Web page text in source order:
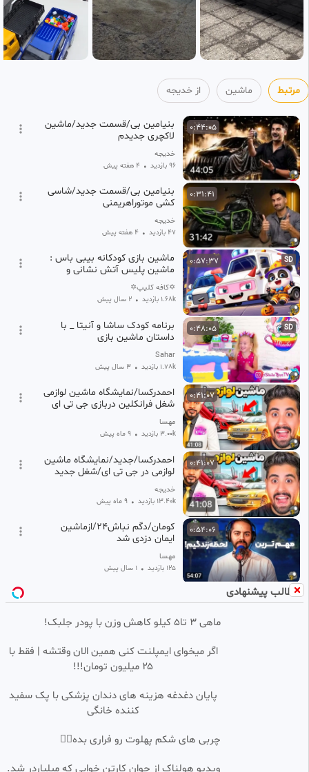
مرتبط ماشین از خدیجه
0:44:05
بنیامین بی/قسمت جدید/ماشین
لاکچری جدیدم
خدیجه
96 بازدید • ۴ هفته پیش
0:31:41
بنیامین بی/قسمت جدید/شاسی
کشی موتوراهریمنی
خدیجه
47 بازدید • ۴ هفته پیش
SD
0:57:37
ماشین بازی کودکانه بیبی باس :
ماشین پلیس آتش نشانی و
آمبولانس در هالووین
✡کافه کلیپ✡
1.68k بازدید • 2 سال پیش
SD
0:48:05
برنامه کودک ساشا و آنیتا _ با
داستان ماشین بازی
Sahar
1.78k بازدید • 3 سال پیش
0:41:07
احمدرکسا/نمایشگاه ماشین لوازمی
شغل فرانکلین دربازی جی تی ای
مهسا
3.00k بازدید • 9 ماه پیش
0:41:07
احمدرکسا/جدید/نمایشگاه ماشین
لوازمی در جی تی ای/شغل جدید
خدیجه
13.40k بازدید • 9 ماه پیش
0:54:06
کومان/دگم نباش۲۴/ازماشین
ایمان دزدی شد
مهسا
125 بازدید • 1 سال پیش
SD
پلیس : چه کسی آشغال هایش را
بیرون می ریزد؟!
Sahar
بهترین راه برای دیریفت زدن 🤩 با
ماشین
فیلم سون | Filmseven
•
طولانی baby bus - کارواش ماشین
340 بازدید 2 سال پیش
مطالب پیشنهادی
ماهی 3 تا5 کیلو کاهش وزن با پودر جلبک!
اگر میخوای ایمپلنت کنی همین الان وقتشه | فقط با
۲۵ میلیون تومان!!!
پایان دغدغه هزینه های دندان پزشکی با پک سفید
کننده خانگی
چربی های شکم پهلوت رو فراری بده👌🏻
ویدیو هولناک از جوان کارتن خوابی که میلیاردر شد.